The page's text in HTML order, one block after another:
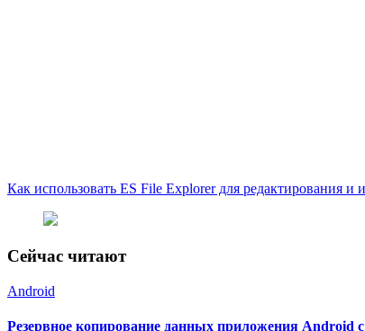
Как использовать ES File Explorer для редактирования
Сейчас читают
Android
Резервное копирование данных приложения Android